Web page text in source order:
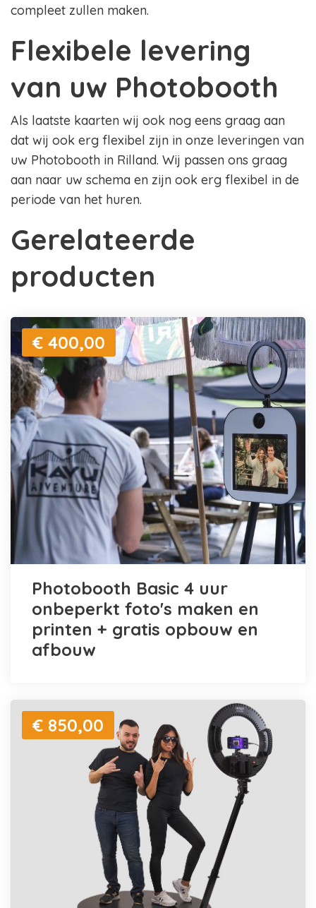
compleet zullen maken.
Flexibele levering
van uw Photobooth
Als laatste kaarten wij ook nog eens graag aan
dat wij ook erg flexibel zijn in onze leveringen van
uw Photobooth in Rilland. Wij passen ons graag
aan naar uw schema en zijn ook erg flexibel in de
periode van het huren.
Gerelateerde
producten
€ 400,00
Photobooth Basic 4 uur
onbeperkt foto's maken en
printen + gratis opbouw en
afbouw
€ 850,00